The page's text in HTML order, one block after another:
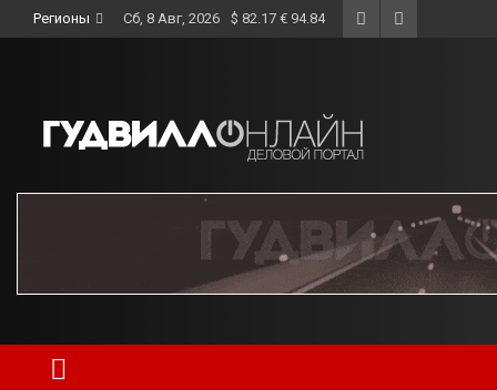
to
Регионы Сб, 8 Авг, 2026 $ 82.17 € 94.84